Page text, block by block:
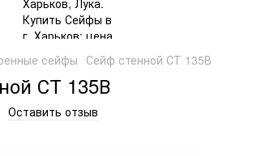
сейфы Сейф стенной СТ 135В
СТ 135В
Оставить отзыв